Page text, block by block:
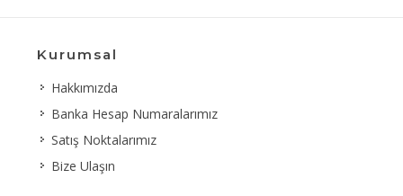
Kurumsal
Hakkımızda
Banka Hesap Numaralarımız
Satış Noktalarımız
Bize Ulaşın